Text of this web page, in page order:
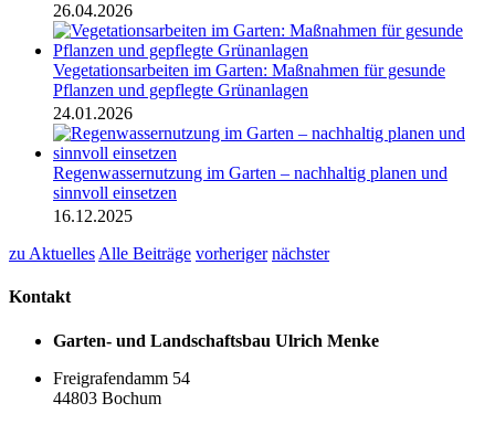
26.04.2026
Vegetationsarbeiten im Garten: Maßnahmen für gesunde
Pflanzen und gepflegte Grünanlagen
24.01.2026
Regenwassernutzung im Garten – nachhaltig planen und
sinnvoll einsetzen
16.12.2025
zu Aktuelles Alle Beiträge vorheriger nächster
Kontakt
Garten- und Landschaftsbau Ulrich Menke
Freigrafendamm 54
44803 Bochum